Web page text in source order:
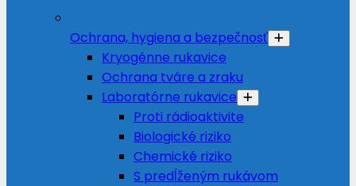
Ochrana, hygiena a bezpečnosť
Kryogénne rukavice
Ochrana tváre a zraku
Laboratórne rukavice
Proti rádioaktivite
Biologické riziko
Chemické riziko
S predĺženým rukávom